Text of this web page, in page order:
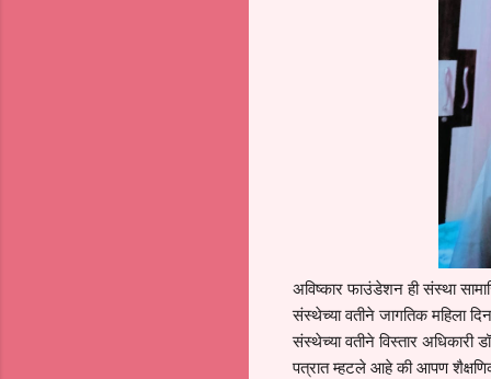
अविष्कार फाउंडेशन ही संस्था
संस्थेच्या वतीने जागतिक महिला
संस्थेच्या वतीने विस्तार
पत्रात म्हटले आहे की आपण